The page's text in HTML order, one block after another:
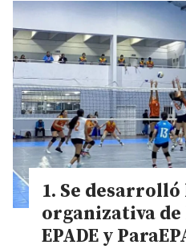
Se
organizativa de
EPADE y